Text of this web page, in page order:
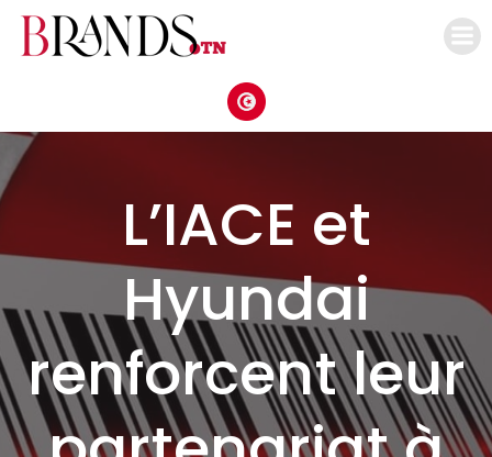
L’IACE et
Hyundai
renforcent leur